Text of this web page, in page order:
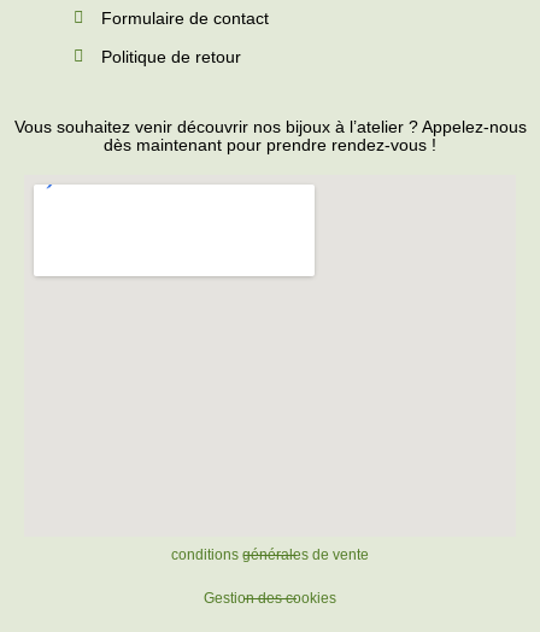
Formulaire de contact
Politique de retour
Vous souhaitez venir découvrir nos bijoux à l’atelier ? Appelez-nous
dès maintenant pour prendre rendez-vous !
conditions générales de vente
Gestion des cookies